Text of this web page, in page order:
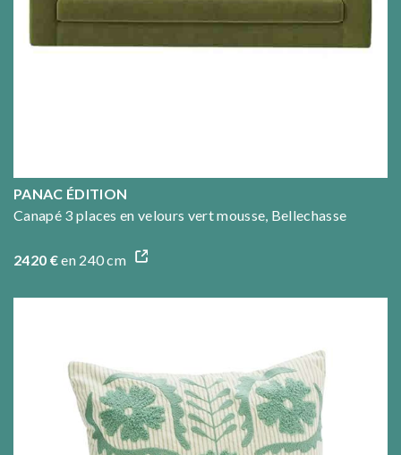
PANAC ÉDITION
Canapé 3 places en velours vert mousse, Bellechasse
2420 €en 240 cm